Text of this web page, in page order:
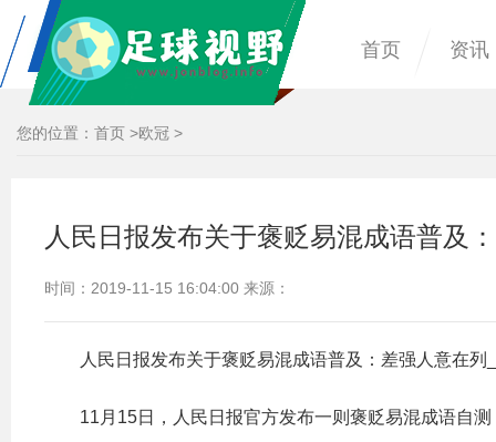
首页 资讯
您的位置： 首页 >欧冠 >
人民日报发布关于褒贬易混成语普及
时间：2019-11-15 16:04:00 来源：
人民日报发布关于褒贬易混成语普及：差强人意在列
11月15日，人民日报官方发布一则褒贬易混成语自